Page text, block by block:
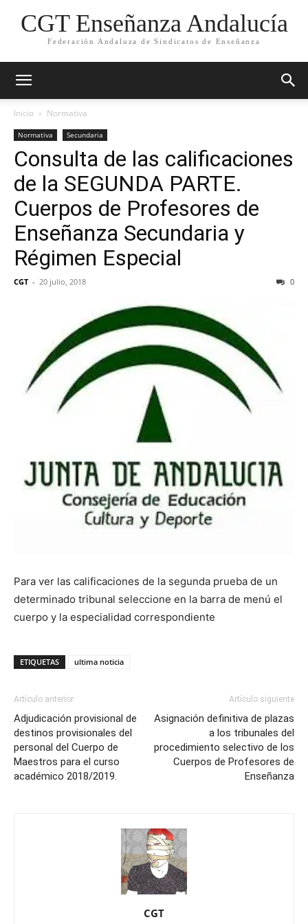
CGT Enseñanza Andalucía
Federación Andaluza de Sindicatos de Enseñanza
Inicio Normativa
Normativa Secundaria
Consulta de las calificaciones
de la SEGUNDA PARTE.
Cuerpos de Profesores de
Enseñanza Secundaria y
Régimen Especial
CGT - 20 julio, 2018 0
Para ver las calificaciones de la segunda prueba de un
determinado tribunal seleccione en la barra de menú el
cuerpo y la especialidad correspondiente
ETIQUETAS ultima noticia
Artículo anterior
Adjudicación provisional de
destinos provisionales del
personal del Cuerpo de
Maestros para el curso
académico 2018/2019.
Artículo siguiente
Asignación definitiva de plazas
a los tribunales del
procedimiento selectivo de los
Cuerpos de Profesores de
Enseñanza
CGT